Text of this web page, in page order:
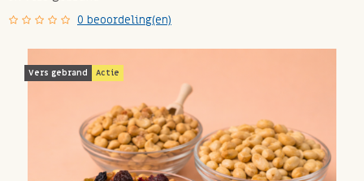
0 beoordeling(en)
Vers gebrand Actie